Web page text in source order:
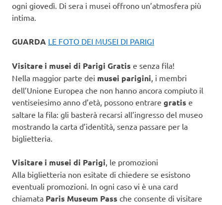
ogni giovedì. Di sera i musei offrono un’atmosfera più
intima.
GUARDA LE FOTO DEI MUSEI DI PARIGI
Visitare i musei di Parigi Gratis e senza fila!
Nella maggior parte dei musei parigini, i membri
dell’Unione Europea che non hanno ancora compiuto il
ventiseiesimo anno d’età, possono entrare gratis e
saltare la fila: gli basterà recarsi all’ingresso del museo
mostrando la carta d’identità, senza passare per la
biglietteria.
Visitare i musei di Parigi, le promozioni
Alla biglietteria non esitate di chiedere se esistono
eventuali promozioni. In ogni caso vi è una card
chiamata Paris Museum Pass che consente di visitare